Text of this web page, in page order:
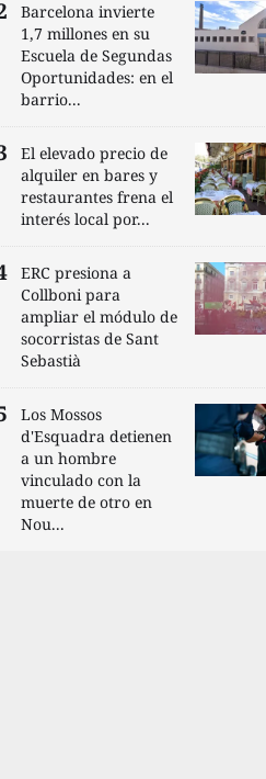
Barcelona invierte
1,7 millones en su
Escuela de Segundas
Oportunidades: en el
barrio...
El elevado precio de
alquiler en bares y
restaurantes frena el
interés local por...
ERC presiona a
Collboni para
ampliar el módulo de
socorristas de Sant
Sebastià
Los Mossos
d'Esquadra detienen
a un hombre
vinculado con la
muerte de otro en
Nou...